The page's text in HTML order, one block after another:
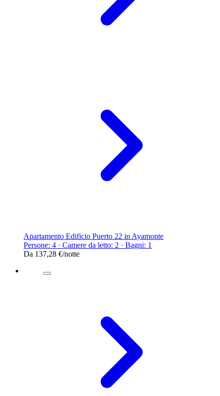
Apartamento Edificio Puerto 22 in Ayamonte
Persone: 4 · Camere da letto: 2 · Bagni: 1
Da 137,28 €/notte